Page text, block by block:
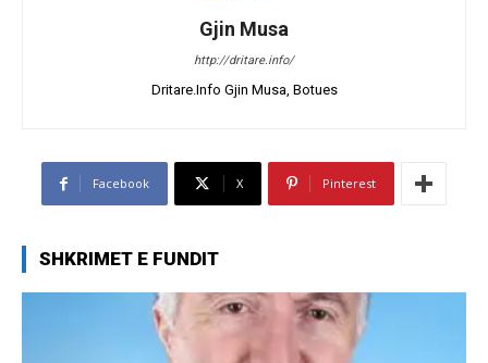
Gjin Musa
http://dritare.info/
Dritare.Info Gjin Musa, Botues
Facebook X Pinterest
SHKRIMET E FUNDIT